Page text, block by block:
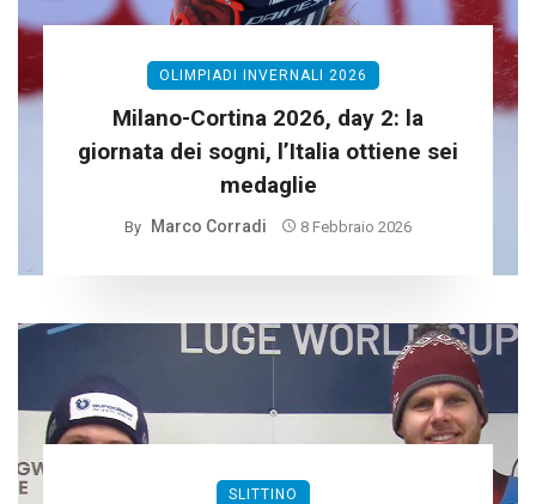
OLIMPIADI INVERNALI 2026
Milano-Cortina 2026, day 2: la
giornata dei sogni, l’Italia ottiene sei
medaglie
By Marco Corradi 8 Febbraio 2026
SLITTINO